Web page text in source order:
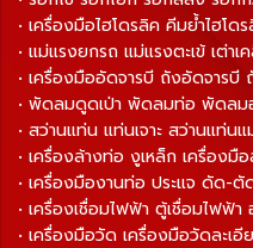
• เครื่องมือไฮโดรลิค คีมย้ำไฮโด
• แม่แรงยกรถ แม่แรงตะเข้ เต่าเ
• เครื่องมืออัดจารบี ถังอัดจารบี
• พัดลมดูดเป่า พัดลมท่อ พัดลม
• สว่านแท่น แท่นเจาะ สว่านแท่นแ
• เครื่องล้างท่อ งูเหล็ก เครื่อง
• เครื่องมืองานท่อ ประแจ ดัด-
• เครื่องเชื่อมไฟฟ้า ตู้เชื่อมไฟฟ้
• เครื่องมือวัด เครื่องมือวัดละเอี